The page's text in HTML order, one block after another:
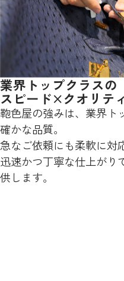
業界トップクラスの
スピード×クオリティ
鞄色屋の強みは、業界ト
確かな品質。
急なご依頼にも柔軟に対
迅速かつ丁寧な仕上がり
供します。